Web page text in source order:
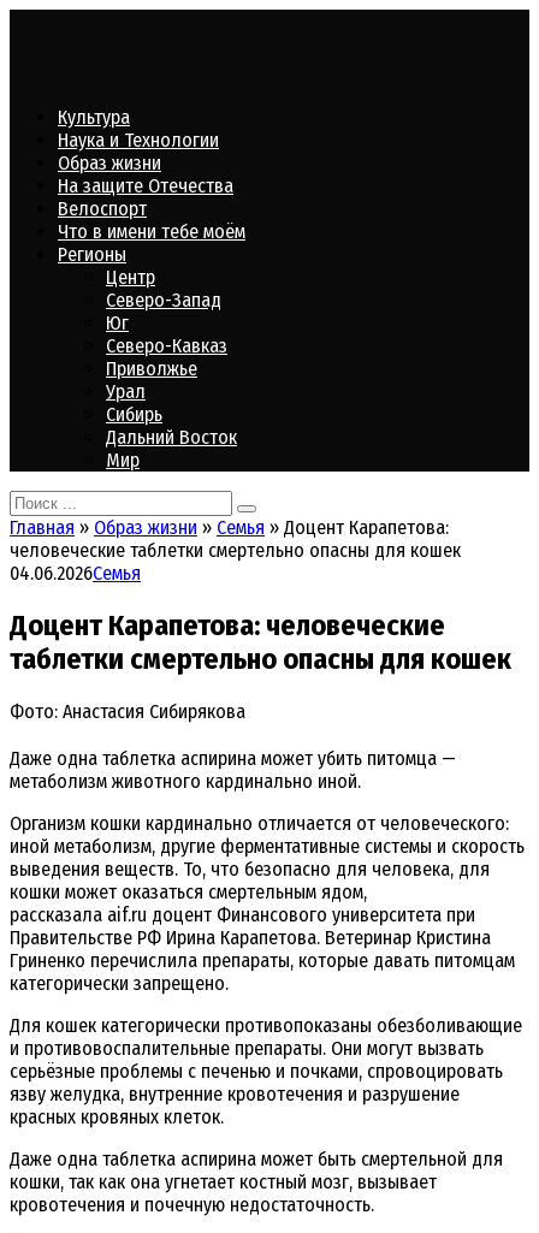
Культура
Наука и Технологии
Образ жизни
На защите Отечества
Велоспорт
Что в имени тебе моём
Регионы
Центр
Северо-Запад
Юг
Северо-Кавказ
Приволжье
Урал
Сибирь
Дальний Восток
Мир
Search
for:
Главная » Образ жизни » Семья » Доцент Карапетова:
человеческие таблетки смертельно опасны для кошек
04.06.2026Семья
Доцент Карапетова: человеческие
таблетки смертельно опасны для кошек
Фото: Анастасия Сибирякова
Даже одна таблетка аспирина может убить питомца —
метаболизм животного кардинально иной.
Организм кошки кардинально отличается от человеческого:
иной метаболизм, другие ферментативные системы и скорость
выведения веществ. То, что безопасно для человека, для
кошки может оказаться смертельным ядом,
рассказала aif.ru доцент Финансового университета при
Правительстве РФ Ирина Карапетова. Ветеринар Кристина
Гриненко перечислила препараты, которые давать питомцам
категорически запрещено.
Для кошек категорически противопоказаны обезболивающие
и противовоспалительные препараты. Они могут вызвать
серьёзные проблемы с печенью и почками, спровоцировать
язву желудка, внутренние кровотечения и разрушение
красных кровяных клеток.
Даже одна таблетка аспирина может быть смертельной для
кошки, так как она угнетает костный мозг, вызывает
кровотечения и почечную недостаточность.